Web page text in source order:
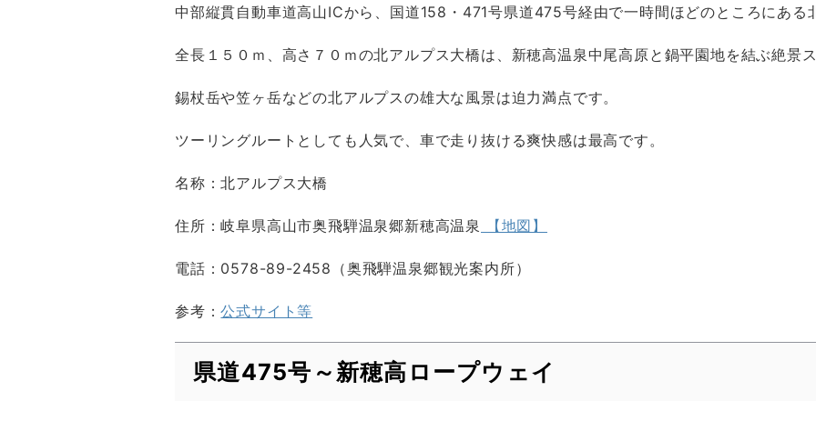
中部縦貫自動車道高山ICから、国道158・471号県道475号経由で一時間ほどのところにある
全長１５０ｍ、高さ７０ｍの北アルプス大橋は、新穂高温泉中尾高原と鍋平園地を結ぶ絶景ス
錫杖岳や笠ヶ岳などの北アルプスの雄大な風景は迫力満点です。
ツーリングルートとしても人気で、車で走り抜ける爽快感は最高です。
名称：北アルプス大橋
住所：岐阜県高山市奥飛騨温泉郷新穂高温泉 【地図】
電話：0578-89-2458（奥飛騨温泉郷観光案内所）
参考：公式サイト等
県道475号～新穂高ロープウェイ